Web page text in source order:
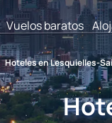
Vuelos baratos
Hoteles en Lesquielles-